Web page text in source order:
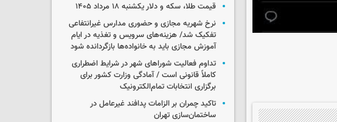
قیمت طلا، سکه و دلار یکشنبه ۱۸ مرداد ۱۴۰۵
نرخ شهریه مجازی و حضوری مدارس غیرانتفاعی
تفکیک شد/ هزینه‌های سرویس و تغذیه در ایام
آموزش مجازی باید به خانواده‌ها بازگردانده شود
تداوم فعالیت شوراهای شهر در شرایط اضطراری
کاملاً قانونی است / آمادگی وزارت کشور برای
برگزاری انتخابات تمام‌الکترونیک
تاکید چمران بر الزامات پدافند غیرعامل در
ساختمان‌سازی تهران